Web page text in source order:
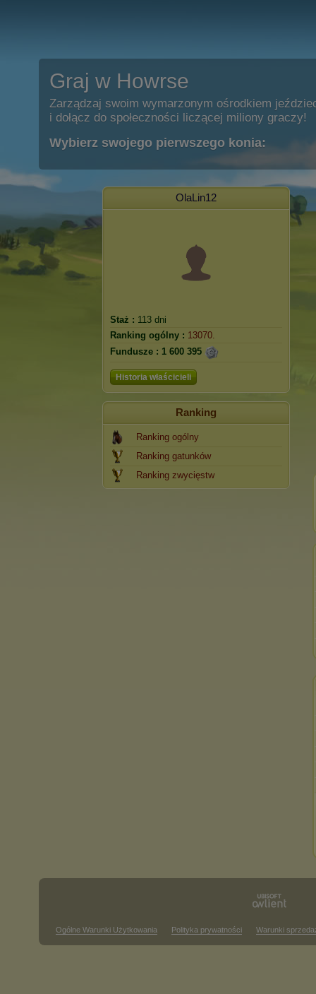
Graj w Howrse
Zarządzaj swoim wymarzonym ośrodkiem
i dołącz do społeczności liczącej miliony graczy!
Wybierz swojego pierwszego konia:
OlaLin12
Staż : 113 dni
Ranking ogólny : 13070.
Fundusze : 1 600 395
Historia właścicieli
Ranking
Ranking ogólny
Ranking gatunków
Ranking zwycięstw
Ogólne Warunki Użytkowania Polityka prywatności Warunki